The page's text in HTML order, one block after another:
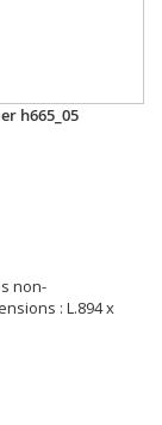
h665_05
non-
: L.894 x